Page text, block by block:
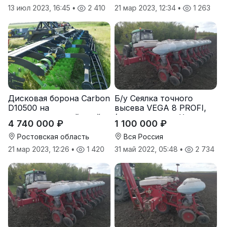
13 июл 2023, 16:45 • 2 410
21 мар 2023, 12:34 • 1 263
Дисковая борона Carbon
D10500 на
подпружиненной стойке
(3D)
4 740 000 ₽
Ростовская область
21 мар 2023, 12:26 • 1 420
Б/у Сеялка точного
высева VEGA 8 PROFI,
(производство Червона
Зирка), 2016 г., в
отличном состоянии
1 100 000 ₽
Вся Россия
31 май 2022, 05:48 • 2 734